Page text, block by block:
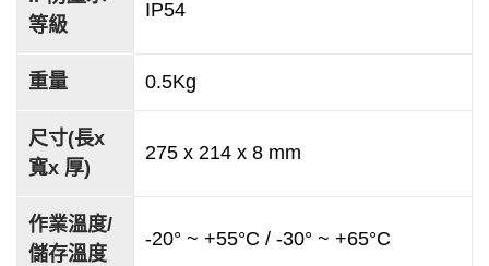
等級
IP54
重量 0.5Kg
尺寸(長x
寬x 厚)
275 x 214 x 8 mm
作業溫度/
儲存溫度
-20° ~ +55°C / -30° ~ +65°C